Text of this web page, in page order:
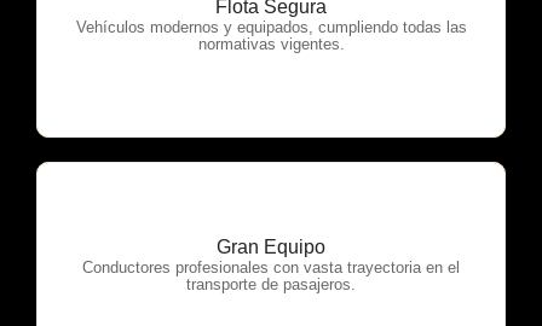
Flota Segura
Vehículos modernos y equipados, cumpliendo todas las
normativas vigentes.
OTP Servicios
Gran Equipo
Conductores profesionales con vasta trayectoria en el
transporte de pasajeros.
OTP Servicios